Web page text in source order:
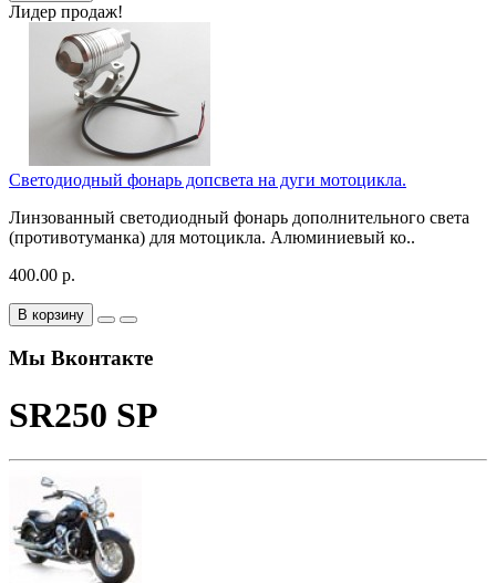
Лидер продаж!
Светодиодный фонарь допсвета на дуги мотоцикла.
Линзованный светодиодный фонарь дополнительного света
(противотуманка) для мотоцикла. Алюминиевый ко..
400.00 р.
В корзину
Мы Вконтакте
SR250 SP